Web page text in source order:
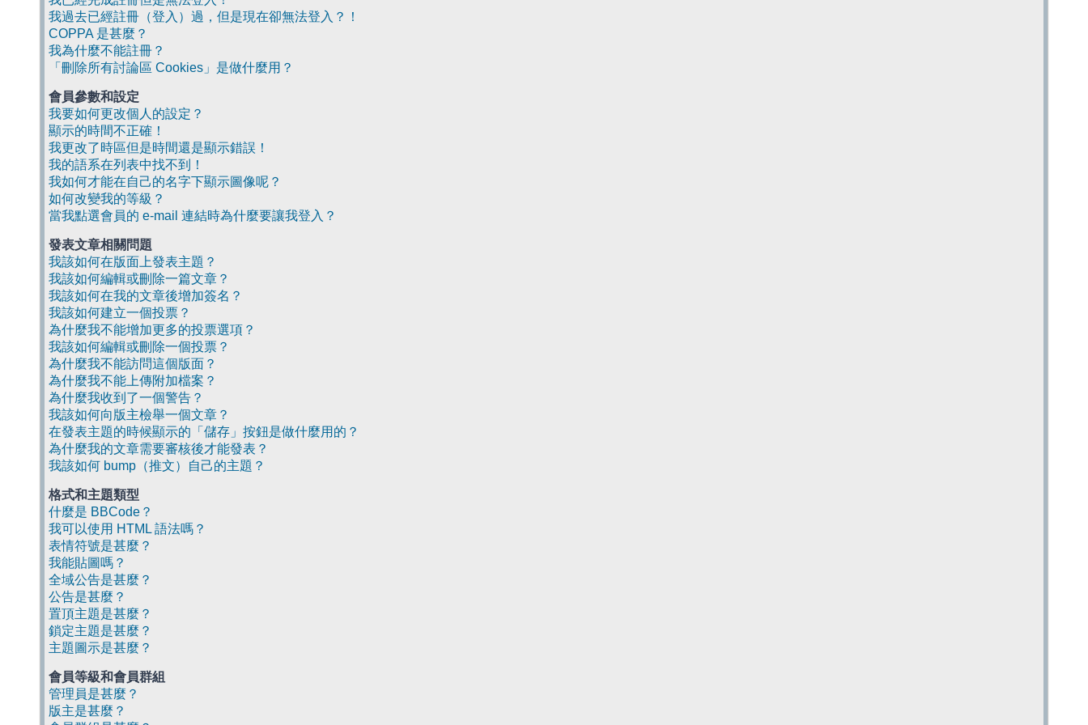
我過去已經註冊（登入）過，但是現在卻無法登入？！
COPPA 是甚麼？
我為什麼不能註冊？
「刪除所有討論區 Cookies」是做什麼用？
會員參數和設定
我要如何更改個人的設定？
顯示的時間不正確！
我更改了時區但是時間還是顯示錯誤！
我的語系在列表中找不到！
我如何才能在自己的名字下顯示圖像呢？
如何改變我的等級？
當我點選會員的 e-mail 連結時為什麼要讓我登入？
發表文章相關問題
我該如何在版面上發表主題？
我該如何編輯或刪除一篇文章？
我該如何在我的文章後增加簽名？
我該如何建立一個投票？
為什麼我不能增加更多的投票選項？
我該如何編輯或刪除一個投票？
為什麼我不能訪問這個版面？
為什麼我不能上傳附加檔案？
為什麼我收到了一個警告？
我該如何向版主檢舉一個文章？
在發表主題的時候顯示的「儲存」按鈕是做什麼用的？
為什麼我的文章需要審核後才能發表？
我該如何 bump（推文）自己的主題？
格式和主題類型
什麼是 BBCode？
我可以使用 HTML 語法嗎？
表情符號是甚麼？
我能貼圖嗎？
全域公告是甚麼？
公告是甚麼？
置頂主題是甚麼？
鎖定主題是甚麼？
主題圖示是甚麼？
會員等級和會員群組
管理員是甚麼？
版主是甚麼？